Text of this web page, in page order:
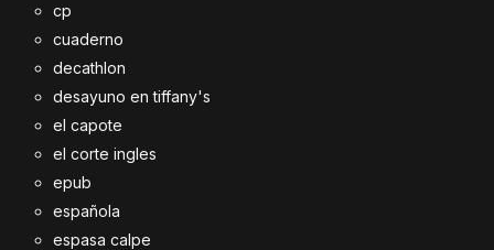
cp
cuaderno
decathlon
desayuno en tiffany's
el capote
el corte ingles
epub
española
espasa calpe